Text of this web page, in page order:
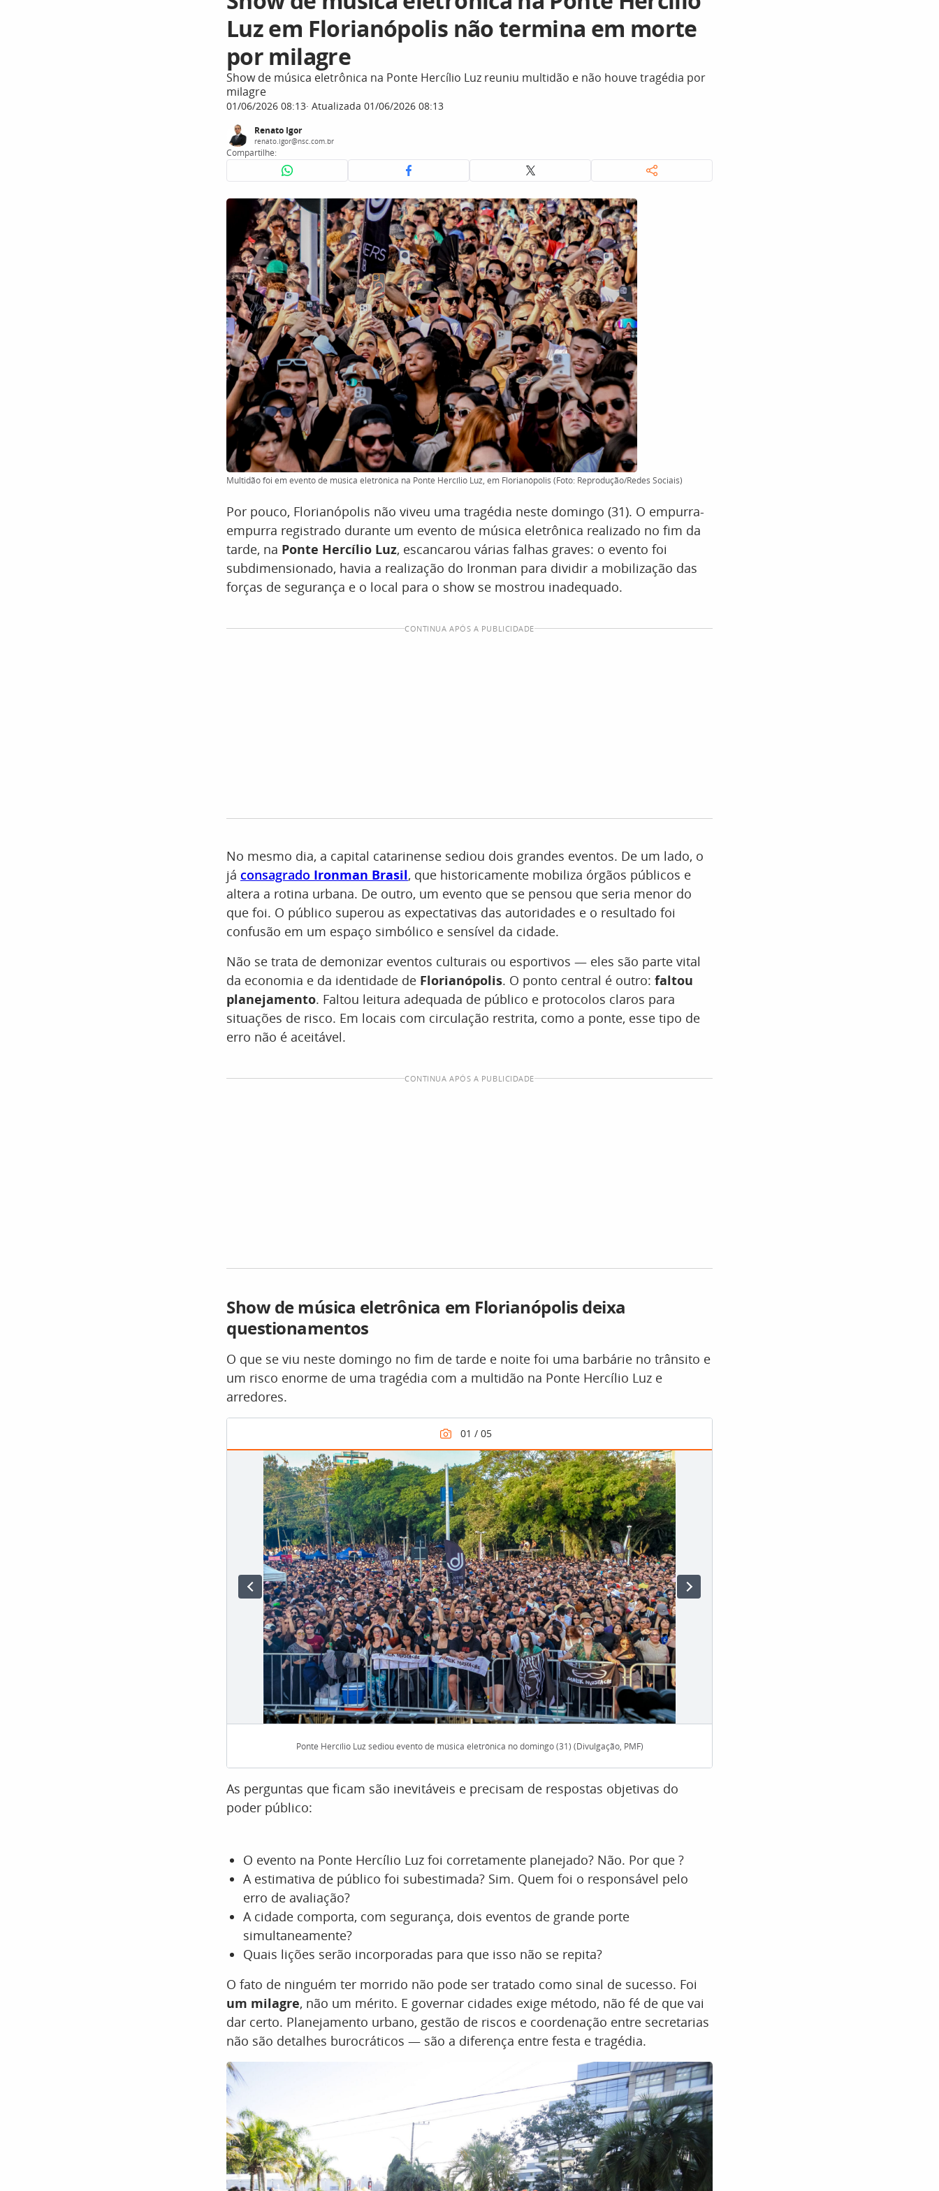
Luz em Florianópolis não termina em morte
por milagre
Show de música eletrônica na Ponte Hercílio Luz reuniu multidão e não houve tragédia por
milagre
01/06/2026 08:13 Atualizada 01/06/2026 08:13
Renato Igor
renato.igor@nsc.com.br
Compartilhe:
Multidão foi em evento de música eletrônica na Ponte Hercílio Luz, em Florianópolis (Foto: Reprodução/Redes Sociais)
Por pouco, Florianópolis não viveu uma tragédia neste domingo (31). O empurra-
empurra registrado durante um evento de música eletrônica realizado no fim da
tarde, na Ponte Hercílio Luz, escancarou várias falhas graves: o evento foi
subdimensionado, havia a realização do Ironman para dividir a mobilização das
forças de segurança e o local para o show se mostrou inadequado.
CONTINUA APÓS A PUBLICIDADE
No mesmo dia, a capital catarinense sediou dois grandes eventos. De um lado, o
já consagrado Ironman Brasil, que historicamente mobiliza órgãos públicos e
altera a rotina urbana. De outro, um evento que se pensou que seria menor do
que foi. O público superou as expectativas das autoridades e o resultado foi
confusão em um espaço simbólico e sensível da cidade.
Não se trata de demonizar eventos culturais ou esportivos — eles são parte vital
da economia e da identidade de Florianópolis. O ponto central é outro: faltou
planejamento. Faltou leitura adequada de público e protocolos claros para
situações de risco. Em locais com circulação restrita, como a ponte, esse tipo de
erro não é aceitável.
CONTINUA APÓS A PUBLICIDADE
Show de música eletrônica em Florianópolis deixa
questionamentos
O que se viu neste domingo no fim de tarde e noite foi uma barbárie no trânsito e
um risco enorme de uma tragédia com a multidão na Ponte Hercílio Luz e
arredores.
Ponte Hercílio Luz sediou evento de música eletrônica no domingo (31) (Divulgação, PMF)
As perguntas que ficam são inevitáveis e precisam de respostas objetivas do
poder público:
O evento na Ponte Hercílio Luz foi corretamente planejado? Não. Por que ?
A estimativa de público foi subestimada? Sim. Quem foi o responsável pelo
erro de avaliação?
A cidade comporta, com segurança, dois eventos de grande porte
simultaneamente?
Quais lições serão incorporadas para que isso não se repita?
O fato de ninguém ter morrido não pode ser tratado como sinal de sucesso. Foi
um milagre, não um mérito. E governar cidades exige método, não fé de que vai
dar certo. Planejamento urbano, gestão de riscos e coordenação entre secretarias
não são detalhes burocráticos — são a diferença entre festa e tragédia.